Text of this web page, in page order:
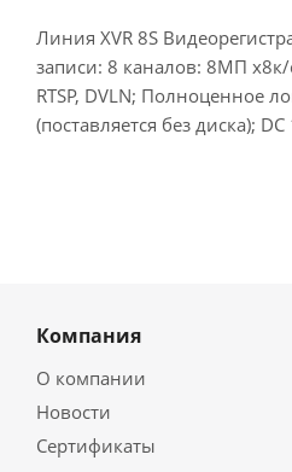
Линия XVR 8S
записи: 8 каналов: 8МП
RTSP, DVLN; Полноценное
(поставляется без диска);
Компания
О компании
Новости
Сертификаты